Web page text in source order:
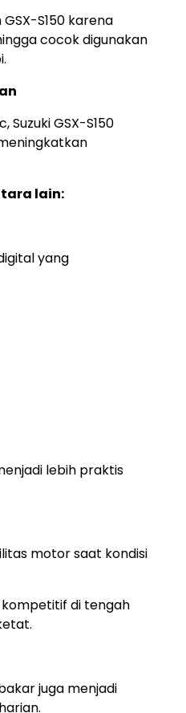
S150 karena
cocok digunakan
GSX-S150
lain:
yang
lebih praktis
motor saat kondisi
di tengah
juga menjadi